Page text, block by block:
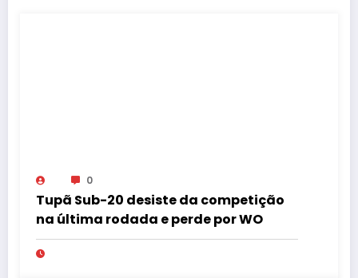
0
Tupã Sub-20 desiste da competição
na última rodada e perde por WO